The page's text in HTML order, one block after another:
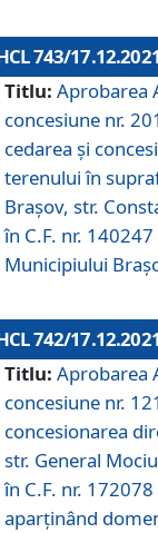
743/17.12.2021
Titlu: Aprobarea
concesiune nr.
cedarea și
terenului în
Brașov, str.
în C.F. nr.
Municipiului
742/17.12.2021
Titlu: Aprobarea
concesiune nr.
concesionarea
str. General
în C.F. nr.
aparținând